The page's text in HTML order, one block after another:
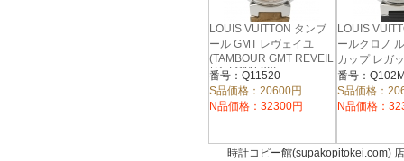
LOUIS VUITTON タンブ
ール GMT レヴェイユ
(TAMBOUR GMT REVEIL
/ Ref.Q11520)
番号：Q11520
S品価格：20600円
N品価格：32300円
LOUIS
ールクロノ
カップ レガ
(TAMBOUR
CUP
Ref.Q102M1)
番号：
S品価格：
N品価格：
時計コピー館(supakopitokei.com)